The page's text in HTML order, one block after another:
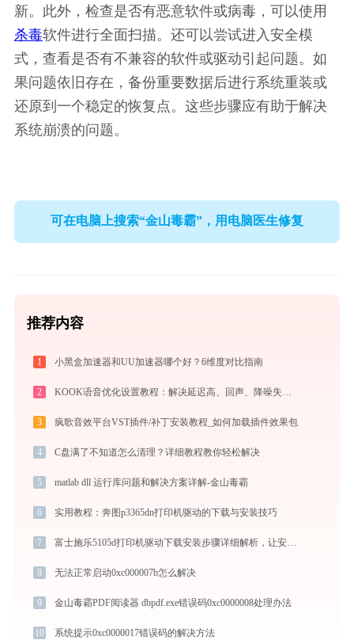
新。此外，检查是否有恶意软件或病毒，可以使用
杀毒软件进行全面扫描。还可以尝试进入安全模
式，查看是否有不兼容的软件或驱动引起问题。如
果问题依旧存在，备份重要数据后进行系统重装或
还原到一个稳定的恢复点。这些步骤应有助于解决
系统崩溃的问题。
可在电脑上搜索“金山毒霸”，用电脑医生修复
推荐内容
1 小黑盒加速器和UU加速器哪个好？6维度对比指南
2
3 疯歌音效平台VST插件/补丁安装教程_如何加载插件效果包
4 C盘满了不知道怎么清理？详细教程教你轻松解决
5 matlab dll 运行库问题和解决方案详解-金山毒霸
6 实用教程：奔图p3365dn打印机驱动的下载与安装技巧
7 富士施乐5105d打印机驱动下载安装步骤详细解析，让安装更简单
8 无法正常启动0xc000007b怎么解决
9 金山毒霸PDF阅读器 dbpdf.exe错误码0xc0000008处理办法
10 系统提示0xc0000017错误码的解决方法